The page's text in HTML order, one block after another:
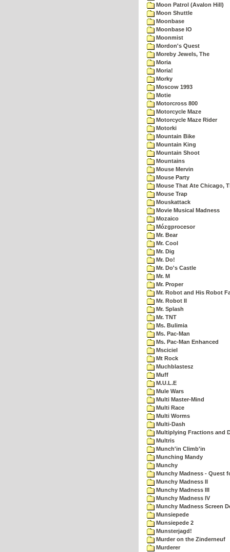
Moon Patrol (Avalon Hill)
Moon Shuttle
Moonbase
Moonbase IO
Moonmist
Mordon's Quest
Moreby Jewels, The
Moria
Moria!
Morky
Moscow 1993
Motie
Motorcross 800
Motorcycle Maze
Motorcycle Maze Rider
Motorki
Mountain Bike
Mountain King
Mountain Shoot
Mountains
Mouse Mervin
Mouse Party
Mouse That Ate Chicago,
Mouse Trap
Mouskattack
Movie Musical Madness
Mozaico
Mózgprocesor
Mr. Bear
Mr. Cool
Mr. Dig
Mr. Do!
Mr. Do's Castle
Mr. M
Mr. Proper
Mr. Robot and His Robot
Mr. Robot II
Mr. Splash
Mr. TNT
Ms. Bulimia
Ms. Pac-Man
Ms. Pac-Man Enhanced
Msciciel
Mt Rock
Muchblastesz
Muff
M.U.L.E
Mule Wars
Multi Master-Mind
Multi Race
Multi Worms
Multi-Dash
Multiplying Fractions and
Multris
Munch'in Climb'in
Munching Mandy
Munchy
Munchy Madness - Quest
Munchy Madness II
Munchy Madness III
Munchy Madness IV
Munchy Madness Screen
Munsiepede
Munsiepede 2
Munsterjagd!
Murder on the Zinderneuf
Murderer